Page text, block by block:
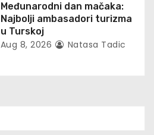
Međunarodni dan mačaka:
Najbolji ambasadori turizma
u Turskoj
Aug 8, 2026 Natasa Tadic